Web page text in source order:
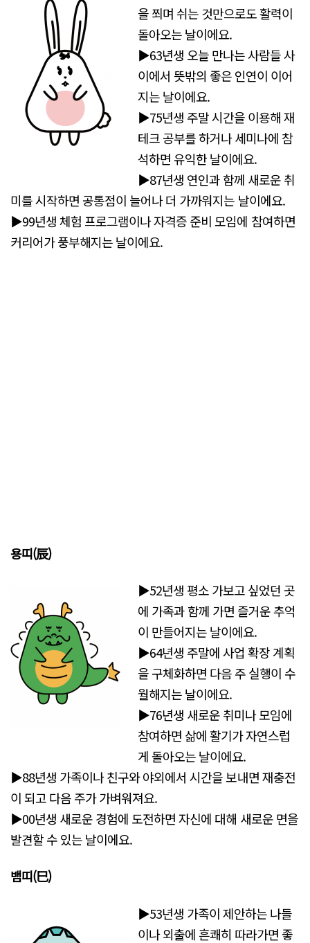
을 쬐며 쉬는 것만으로도 활력이
돌아오는 날이에요.
▶63년생 오늘 만나는 사람들 사
이에서 뜻밖의 좋은 인연이 이어
지는 날이에요.
▶75년생 주말 시간을 이용해 재
테크 공부를 하거나 세미나에 참
석하면 유익한 날이에요.
▶87년생 연인과 함께 새로운 취
미를 시작하면 공통점이 늘어나 더 가까워지는 날이에요.
▶99년생 체험 프로그램이나 자격증 준비 모임에 참여하면
커리어가 풍부해지는 날이에요.
용띠(辰)
▶52년생 평소 가보고 싶었던 곳
에 가족과 함께 가면 즐거운 추억
이 만들어지는 날이에요.
▶64년생 주말에 사업 확장 계획
을 구체화하면 다음 주 실행이 수
월해지는 날이에요.
▶76년생 새로운 취미나 모임에
참여하면 삶에 활기가 자연스럽
게 돌아오는 날이에요.
▶88년생 가족이나 친구와 야외에서 시간을 보내면 재충전
이 되고 다음 주가 가벼워져요.
▶00년생 새로운 경험에 도전하면 자신에 대해 새로운 면을
발견할 수 있는 날이에요.
뱀띠(巳)
▶53년생 가족이 제안하는 나들
이나 외출에 흔쾌히 따라가면 좋